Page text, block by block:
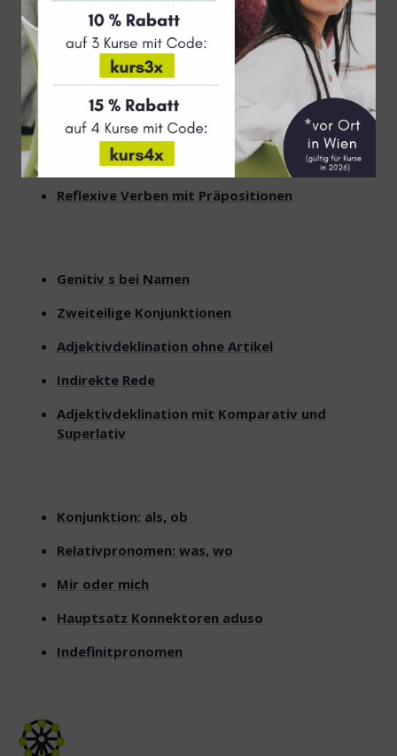
Modalverben im Perfekt
Modalverben im Präteritum
Passiv Präsens mit Modalverben
Passiv Ersatzformen
Präteritum: sein, haben
Reflexive Verben mit Präpositionen
Genitiv s bei Namen
Zweiteilige Konjunktionen
Adjektivdeklination ohne Artikel
Indirekte Rede
Adjektivdeklination mit Komparativ und
Superlativ
Konjunktion: als, ob
Relativpronomen: was, wo
Mir oder mich
Hauptsatz Konnektoren aduso
Indefinitpronomen